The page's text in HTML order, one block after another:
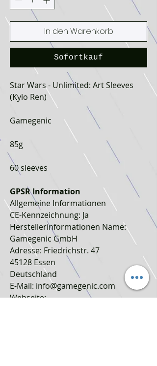
In den Warenkorb
Sofortkauf
Star Wars - Unlimited: Art Sleeves
(Kylo Ren)
Gamegenic
85g
60 sleeves
GPSR Information
Allgemeine Informationen
CE-Kennzeichnung: Ja
Herstellerinformationen Name:
Gamegenic GmbH
Adresse: Friedrichstr. 47
45128 Essen
Deutschland
E-Mail: info@gamegenic.com
Webseite: